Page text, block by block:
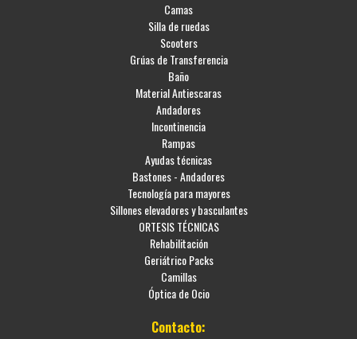
Camas
Silla de ruedas
Scooters
Grúas de Transferencia
Baño
Material Antiescaras
Andadores
Incontinencia
Rampas
Ayudas técnicas
Bastones - Andadores
Tecnología para mayores
Sillones elevadores y basculantes
ORTESIS TÉCNICAS
Rehabilitación
Geriátrico Packs
Camillas
Óptica de Ocio
Contacto: